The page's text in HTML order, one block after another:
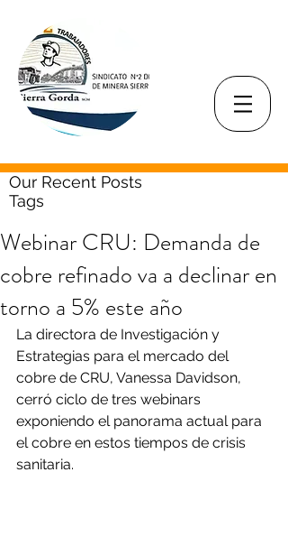
Our Recent Posts
Tags
Webinar CRU: Demanda de
cobre refinado va a declinar en
torno a 5% este año
La directora de Investigación y
Estrategias para el mercado del
cobre de CRU, Vanessa Davidson,
cerró ciclo de tres webinars
exponiendo el panorama actual para
el cobre en estos tiempos de crisis
sanitaria.